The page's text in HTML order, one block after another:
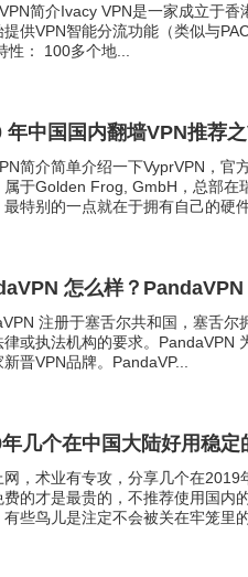
简介Ivacy VPN是一家成立于
提供VPN智能分流功能（类似与
性： 100多个地...
年中国国内翻墙VPN推荐
简介简单介绍一下VyprVPN，官
属于Golden Frog, GmbH，总部在
最特别的一点就在于拥有自己的硬
怎么样？PandaVPN
注册于塞舌尔共和国，塞舌
律或执法机构的要求。PandaVPN
晋VPN品牌。PandaVP...
几个在中国大陆好用稳
网，术业有专攻，分享几个在
费的才是最贵的，不推荐使用国内
有些鸟儿是注定不会被关在牢笼里